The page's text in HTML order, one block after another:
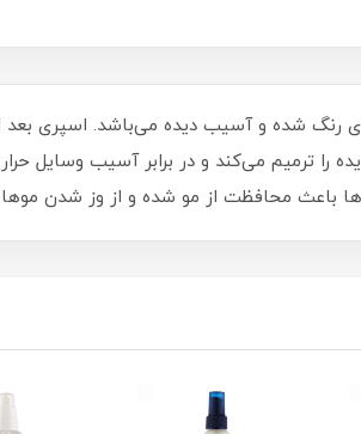
رنگ شده و آسیب دیده می‌باشد. اسپری
ترمیم می‌کند و در برابر آسیب وسایل
باعث محافظت از مو شده و از وز شدن